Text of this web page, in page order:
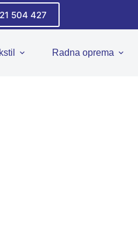
504 427
Radna oprema